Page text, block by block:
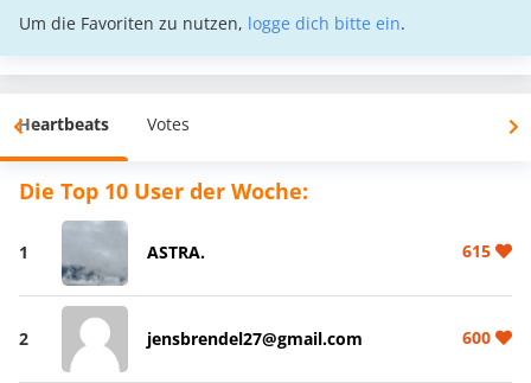
Um die Favoriten zu nutzen, logge dich bitte ein.
Heartbeats Votes
Die Top 10 User der Woche:
1 ASTRA. 615
2 jensbrendel27@gmail.com 600